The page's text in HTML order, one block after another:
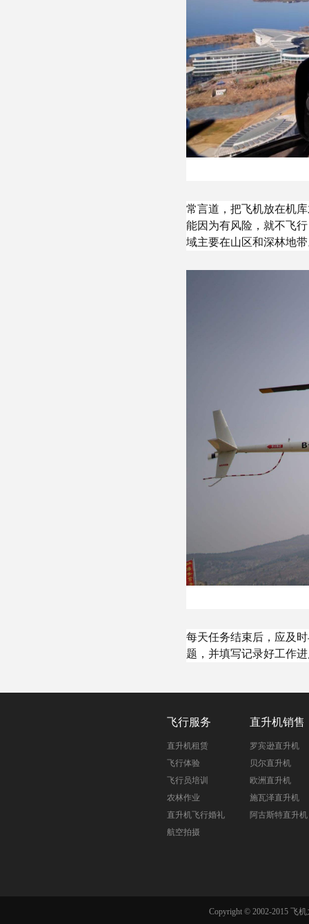
常言道，把飞机放在机
能因为有风险，就不飞
域主要在山区和深林地
每天任务结束后，应及
题，并填写记录好工作
飞行服务
直升机租赁
飞行体验
飞行员培训
农林作业
直升机飞行婚礼
航空拍摄
直升机销售
罗宾逊直升机
贝尔直升机
欧洲直升机
施瓦泽直升机
阿古斯特直升机
Copyright © 2002-2015 飞